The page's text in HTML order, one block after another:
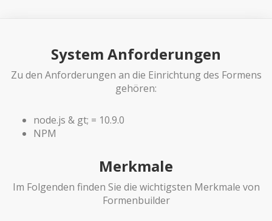
System Anforderungen
Zu den Anforderungen an die Einrichtung des Formens
gehören:
node.js & gt; = 10.9.0
NPM
Merkmale
Im Folgenden finden Sie die wichtigsten Merkmale von
Formenbuilder